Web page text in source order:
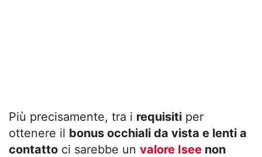
Più precisamente, tra i requisiti per
ottenere il bonus occhiali da vista e lenti a
contatto ci sarebbe un valore Isee non